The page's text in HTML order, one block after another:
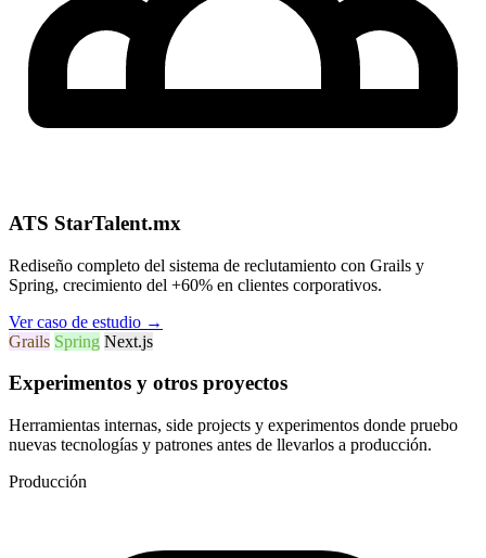
ATS StarTalent.mx
Rediseño completo del sistema de reclutamiento con Grails y
Spring, crecimiento del +60% en clientes corporativos.
Ver caso de estudio →
Grails Spring Next.js
Experimentos y otros proyectos
Herramientas internas, side projects y experimentos donde pruebo
nuevas tecnologías y patrones antes de llevarlos a producción.
Producción